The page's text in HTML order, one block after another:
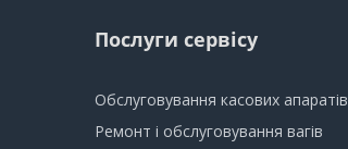
Послуги сервісу
Обслуговування касових апаратів
Ремонт і обслуговування вагів